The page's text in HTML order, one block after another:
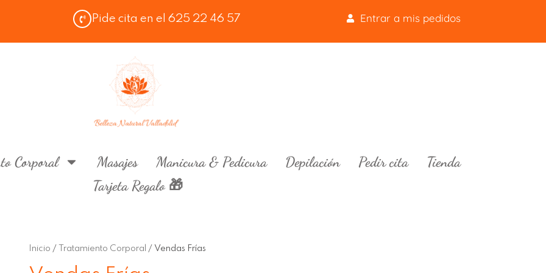
Pide cita en el 625 22 46 57 Entrar a mis pedidos
Corporal Masajes Manicura & Pedicura Depilación Pedir cita
Tienda
Tarjeta Regalo 🎁
Inicio / Tratamiento Corporal / Vendas Frías